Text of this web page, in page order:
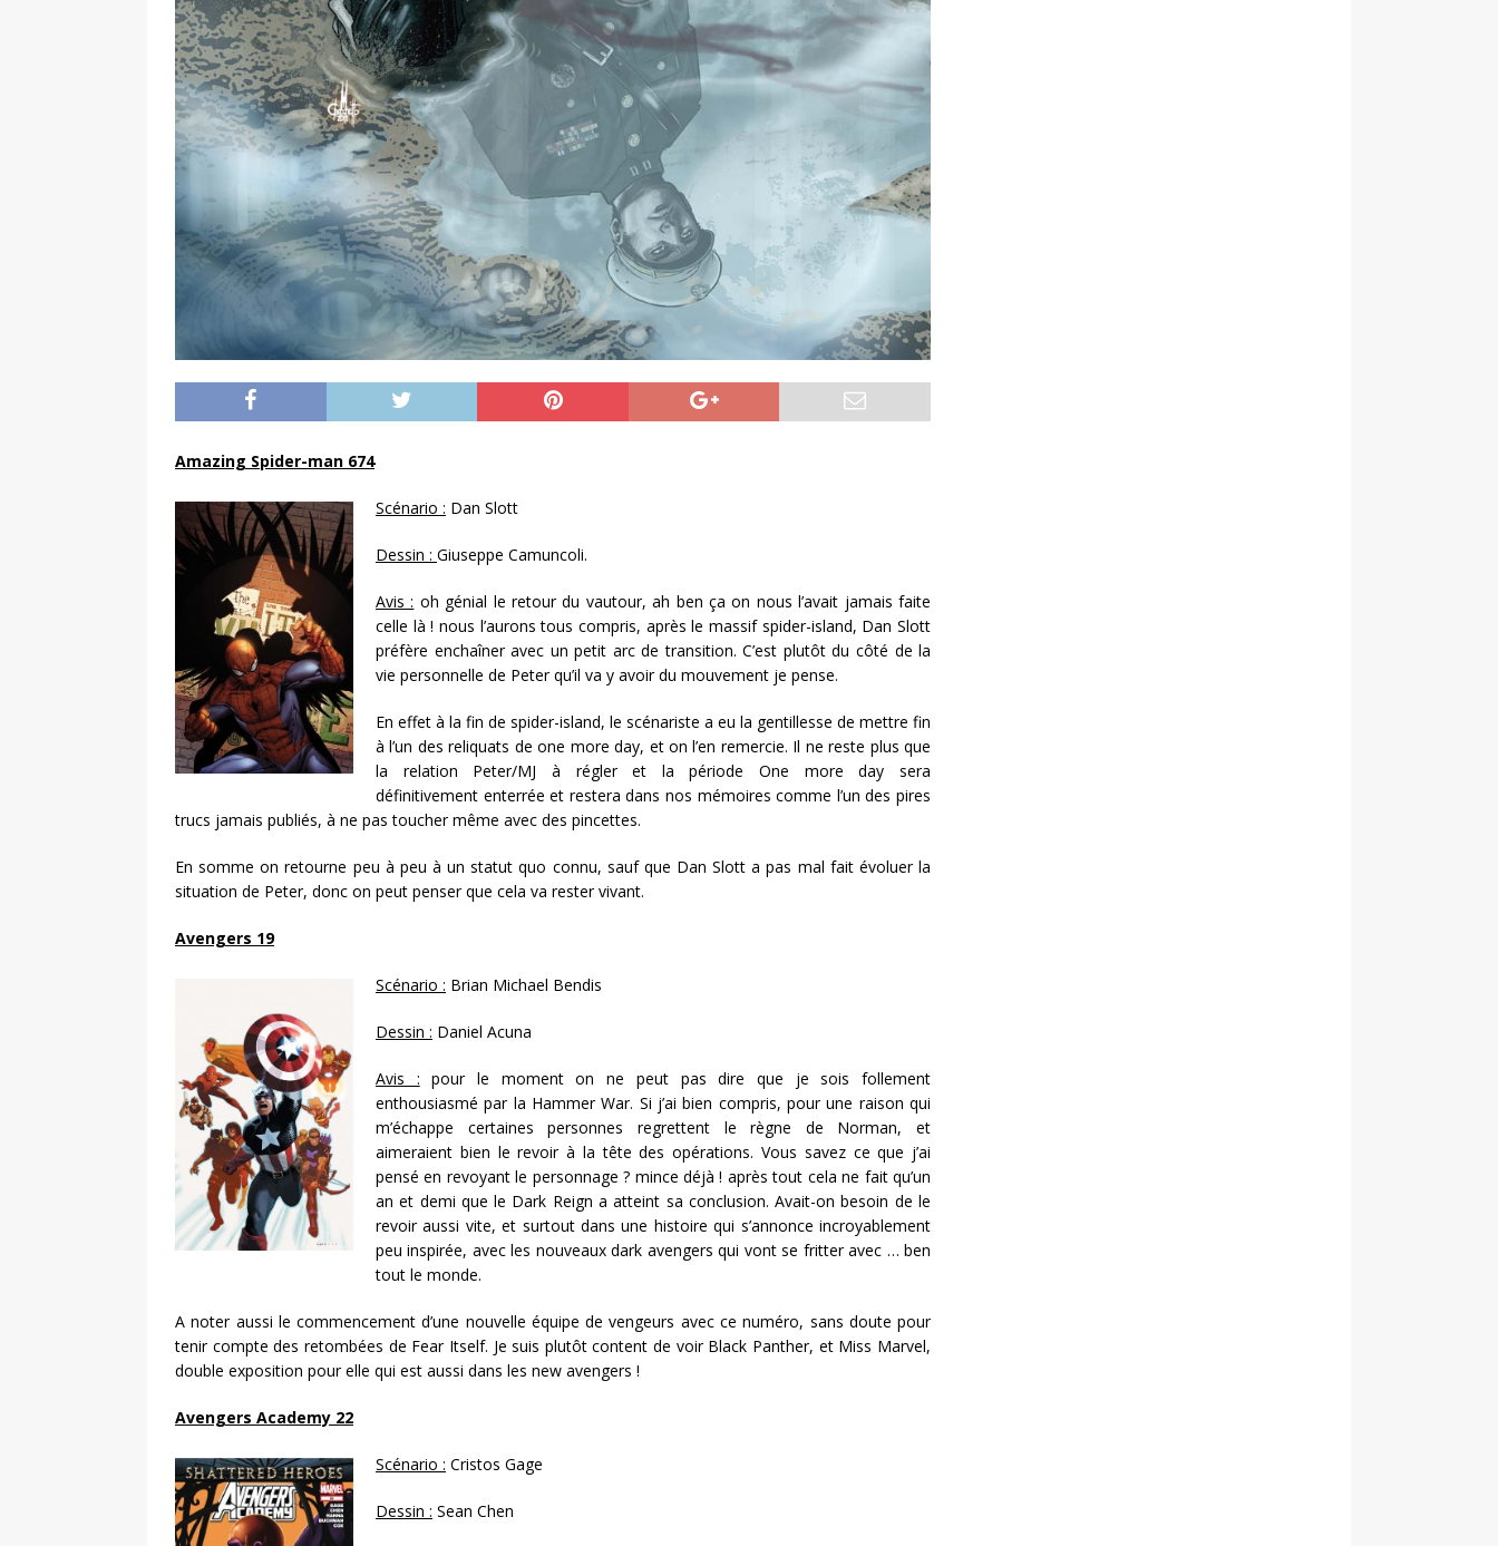
Amazing Spider-man 674
Scénario : Dan Slott
Dessin : Giuseppe Camuncoli.
Avis : oh génial le retour du vautour, ah ben ça on nous l’avait jamais faite
celle là ! nous l’aurons tous compris, après le massif spider-island, Dan Slott
préfère enchaîner avec un petit arc de transition. C’est plutôt du côté de la
vie personnelle de Peter qu’il va y avoir du mouvement je pense.
En effet à la fin de spider-island, le scénariste a eu la gentillesse de mettre fin
à l’un des reliquats de one more day, et on l’en remercie. Il ne reste plus que
la relation Peter/MJ à régler et la période One more day sera
définitivement enterrée et restera dans nos mémoires comme l’un des pires
trucs jamais publiés, à ne pas toucher même avec des pincettes.
En somme on retourne peu à peu à un statut quo connu, sauf que Dan Slott a pas mal fait évoluer la
situation de Peter, donc on peut penser que cela va rester vivant.
Avengers 19
Scénario : Brian Michael Bendis
Dessin : Daniel Acuna
Avis : pour le moment on ne peut pas dire que je sois follement
enthousiasmé par la Hammer War. Si j’ai bien compris, pour une raison qui
m’échappe certaines personnes regrettent le règne de Norman, et
aimeraient bien le revoir à la tête des opérations. Vous savez ce que j’ai
pensé en revoyant le personnage ? mince déjà ! après tout cela ne fait qu’un
an et demi que le Dark Reign a atteint sa conclusion. Avait-on besoin de le
revoir aussi vite, et surtout dans une histoire qui s’annonce incroyablement
peu inspirée, avec les nouveaux dark avengers qui vont se fritter avec … ben
tout le monde.
A noter aussi le commencement d’une nouvelle équipe de vengeurs avec ce numéro, sans doute pour
tenir compte des retombées de Fear Itself. Je suis plutôt content de voir Black Panther, et Miss Marvel,
double exposition pour elle qui est aussi dans les new avengers !
Avengers Academy 22
Scénario : Cristos Gage
Dessin : Sean Chen